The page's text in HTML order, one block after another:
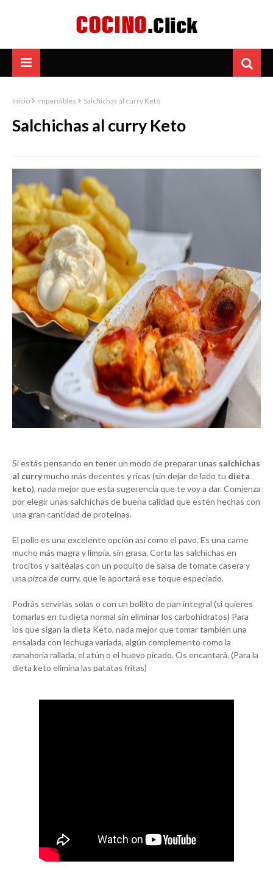
Inicio imperdibles Salchichas al curry Keto
Salchichas al curry Keto
Si estás pensando en tener un modo de preparar unas salchichas
al currymucho más decentes y ricas (sin dejar de lado tu dieta
keto), nada mejor que esta sugerencia que te voy a dar. Comienza
por elegir unas salchichas de buena calidad que estén hechas con
una gran cantidad de proteínas.
El pollo es una excelente opción así como el pavo. Es una carne
mucho más magra y limpia, sin grasa. Corta las salchichas en
trocitos y saltéalas con un poquito de salsa de tomate casera y
una pizca de curry, que le aportará ese toque especiado.
Podrás servirlas solas o con un bollito de pan integral (si quieres
tomarlas en tu dieta normal sin eliminar los carbohidratos) Para
los que sigan la dieta Keto, nada mejor que tomar también una
ensalada con lechuga variada, algún complemento como la
zanahoria rallada, el atún o el huevo picado. Os encantará. (Para la
dieta keto elimina las patatas fritas)